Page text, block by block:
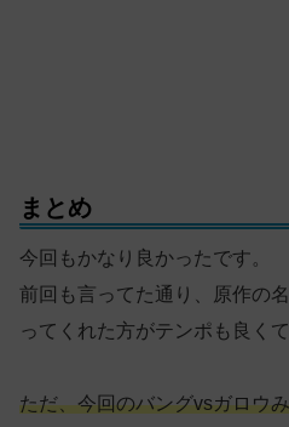
まとめ
今回もかなり良かったです。
前回も言ってた通り、原作の
ってくれた方がテンポも良く
ただ、今回のバングvsガロウ